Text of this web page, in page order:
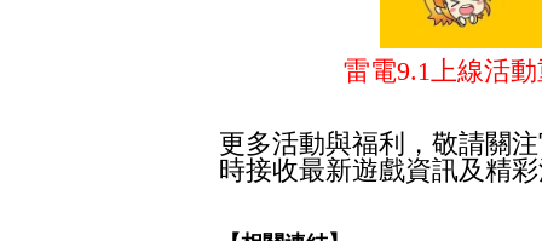
雷電9.1上線活
更多活動與福利，敬請關
時接收最新遊戲資訊及精